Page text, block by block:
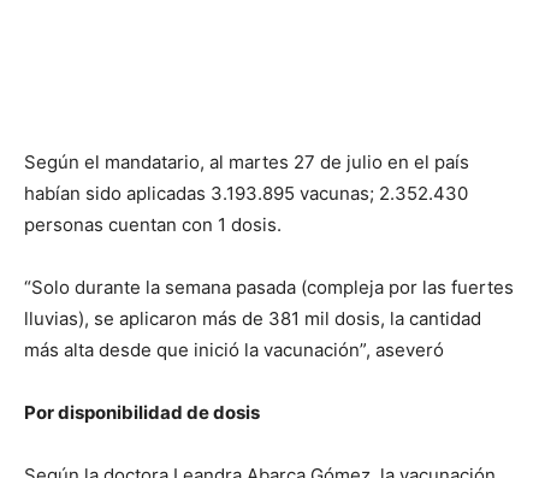
Según el mandatario, al martes 27 de julio en el país
habían sido aplicadas 3.193.895 vacunas; 2.352.430
personas cuentan con 1 dosis.
“Solo durante la semana pasada (compleja por las fuertes
lluvias), se aplicaron más de 381 mil dosis, la cantidad
más alta desde que inició la vacunación”, aseveró
Por disponibilidad de dosis